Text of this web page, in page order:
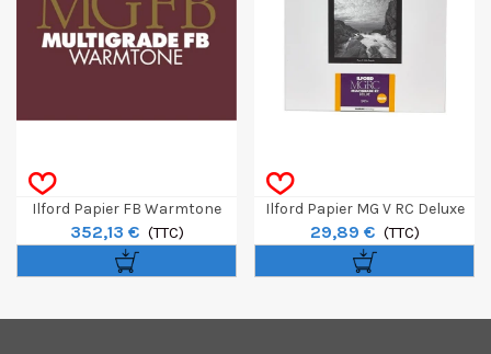
Ilford Papier FB Warmtone
Brillant 30,5x40,6 CM 50F
352,13 € (TTC)
Ilford Papier MG V RC Deluxe
Perle 24 X 30,5 Cm 10 Feuilles
29,89 € (TTC)